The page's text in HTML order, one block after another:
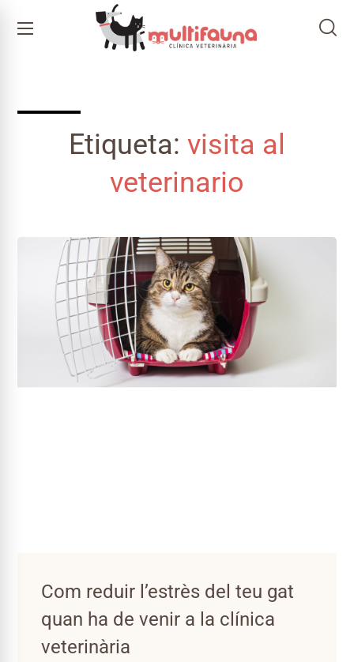
Etiqueta: visita al
veterinario
Com reduir l’estrès del teu gat
quan ha de venir a la clínica
veterinària